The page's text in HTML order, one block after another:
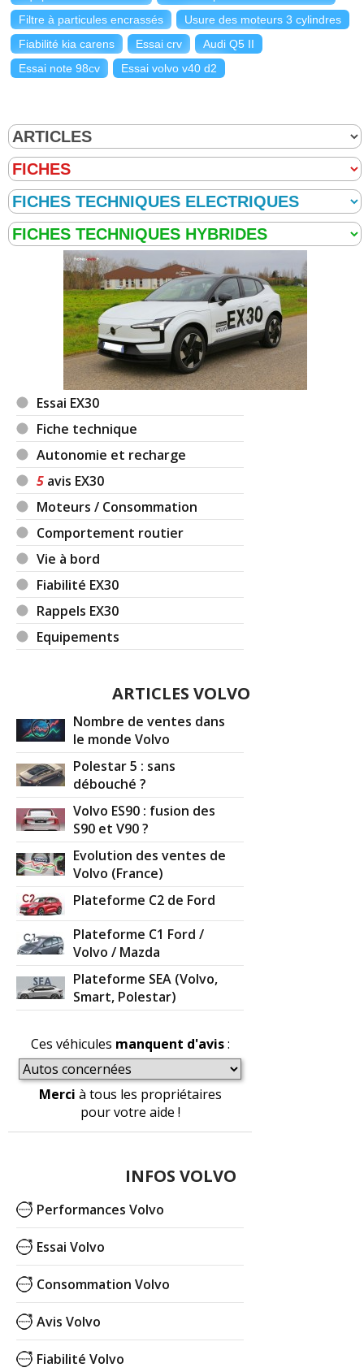
Filtre à particules encrassés
Usure des moteurs 3 cylindres
Fiabilité kia carens
Essai crv
Audi Q5 II
Essai note 98cv
Essai volvo v40 d2
Essai EX30
Fiche technique
Autonomie et recharge
5 avis EX30
Moteurs / Consommation
Comportement routier
Vie à bord
Fiabilité EX30
Rappels EX30
Equipements
ARTICLES VOLVO
Nombre de ventes dans
le monde Volvo
Polestar 5 : sans
débouché ?
Volvo ES90 : fusion des
S90 et V90 ?
Evolution des ventes de
Volvo (France)
Plateforme C2 de Ford
Plateforme C1 Ford /
Volvo / Mazda
Plateforme SEA (Volvo,
Smart, Polestar)
Ces véhicules manquent d'avis:
Merci à tous les propriétaires
pour votre aide !
INFOS VOLVO
Performances Volvo
Essai Volvo
Consommation Volvo
Avis Volvo
Fiabilité Volvo